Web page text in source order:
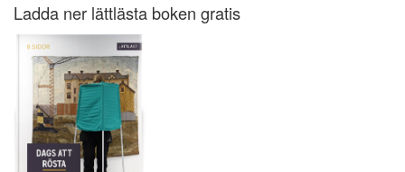
Ladda ner lättlästa boken gratis